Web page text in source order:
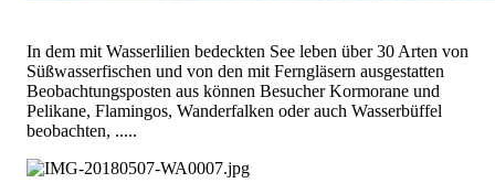
In dem mit Wasserlilien bedeckten See leben über 30 Arten von
Süßwasserfischen und von den mit Ferngläsern ausgestatten
Beobachtungsposten aus können Besucher Kormorane und
Pelikane, Flamingos, Wanderfalken oder auch Wasserbüffel
beobachten, .....